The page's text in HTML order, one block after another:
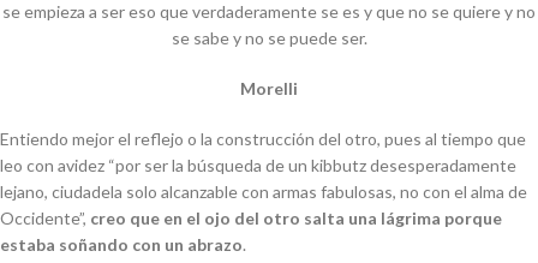
se empieza a ser eso que verdaderamente se es y que no se quiere y no
se sabe y no se puede ser.
Morelli
Entiendo mejor el reflejo o la construcción del otro, pues al tiempo que
leo con avidez “por ser la búsqueda de un kibbutz desesperadamente
lejano, ciudadela solo alcanzable con armas fabulosas, no con el alma de
Occidente”, creo que en el ojo del otro salta una lágrima porque
estaba soñando con un abrazo.